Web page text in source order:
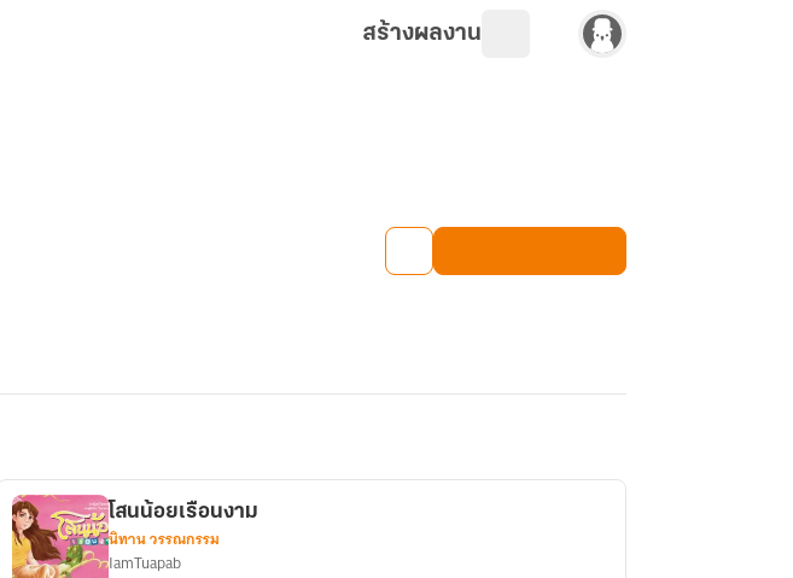
สร้างผลงาน
โสนน้อยเรือนงาม
นิทาน วรรณกรรม
IamTuapab